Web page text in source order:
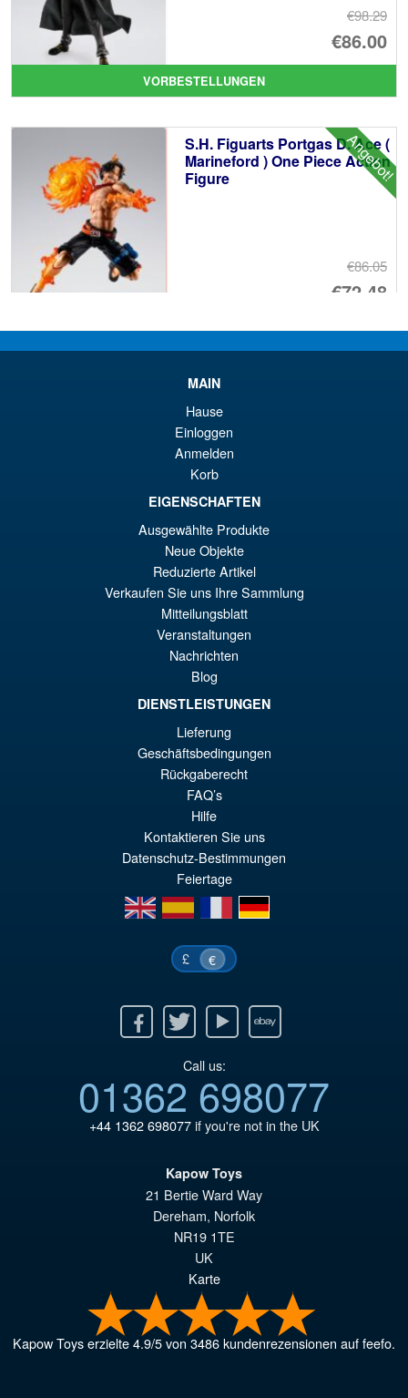
€98.29
€86.00
VORBESTELLUNGEN
Angebot!
S.H. Figuarts Portgas D. Ace (
Marineford ) One Piece Action
Figure
€86.05
€72.48
VORBESTELLUNGEN
Moderoid RoboCop Model Kit
VORBESTELLUNGEN
S.H.MonsterArts Godzilla
Tokyo SOS Kiryu Graphic Plus
( Mechagodzilla )
VORBESTELLUNGEN
MAIN
Hause
Einloggen
Anmelden
Korb
EIGENSCHAFTEN
Ausgewählte Produkte
Neue Objekte
Reduzierte Artikel
Verkaufen Sie uns Ihre Sammlung
Mitteilungsblatt
Veranstaltungen
Nachrichten
Blog
DIENSTLEISTUNGEN
Lieferung
Geschäftsbedingungen
Rückgaberecht
FAQ’s
Hilfe
Kontaktieren Sie uns
Datenschutz-Bestimmungen
Feiertage
en
es fr de
£ €
Twitter Youtube Ebay
Call us:
01362 698077
+44 1362 698077if you're not in the UK
Kapow Toys
21 Bertie Ward Way
Dereham, Norfolk
NR19 1TE
UK
Karte
Kapow Toyserzielte4.9/5von 3486kundenrezensionen auf feefo.